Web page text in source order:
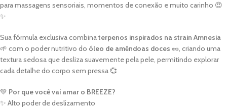
para massagens sensoriais, momentos de conexão e muito carinho 😍
✨
Sua fórmula exclusiva combinaterpenos inspirados na strain Amnesia
🌱 com o poder nutritivo do óleo de amêndoas doces 🥜, criando uma
textura sedosa que desliza suavemente pela pele, permitindo explorar
cada detalhe do corpo sem pressa 💞
💚 Por que você vai amar o BREEZE?
✨ Alto poder de deslizamento